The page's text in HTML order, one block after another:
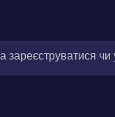
зареєструватися